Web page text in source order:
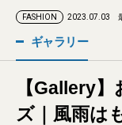
FASHION 2023.07.03
ギャラリー
【Gallery
ズ｜風雨は